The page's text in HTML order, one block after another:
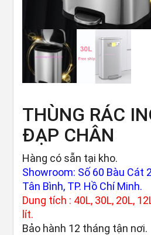
THÙNG RÁC
ĐẠP CHÂN
Hàng có sẵn tại kho.
Showroom: Số 60 Bàu Cát
Tân Bình, TP. Hồ Chí Minh.
Dung tích : 40L, 30L, 20L,
lít.
Bảo hành 12 tháng tận nơi.